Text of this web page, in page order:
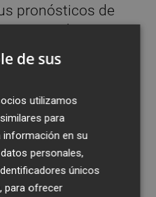
pronósticos de
u octubre. Antes
de políticos
marcada en
fecha clave: el 9
Trumpha
para
rebajar la tasa
de sus
utilizamos
para
información en su
personales,
únicos
para ofrecer